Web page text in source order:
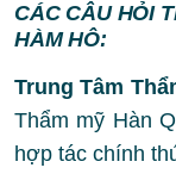
CÁC CÂU HỎI
HÀM HÔ:
Trung Tâm
Thẩm mỹ Hàn
hợp tác chính